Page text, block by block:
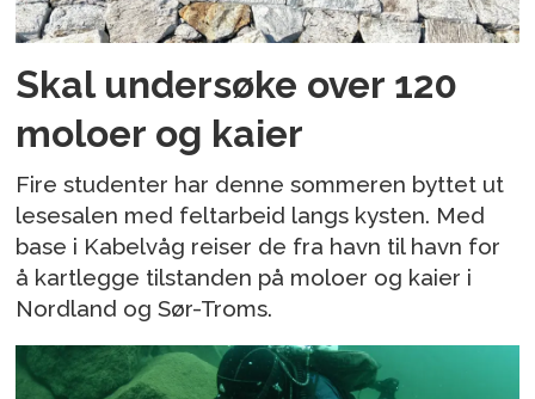
Skal undersøke over 120
moloer og kaier
Fire studenter har denne sommeren byttet ut
lesesalen med feltarbeid langs kysten. Med
base i Kabelvåg reiser de fra havn til havn for
å kartlegge tilstanden på moloer og kaier i
Nordland og Sør-Troms.